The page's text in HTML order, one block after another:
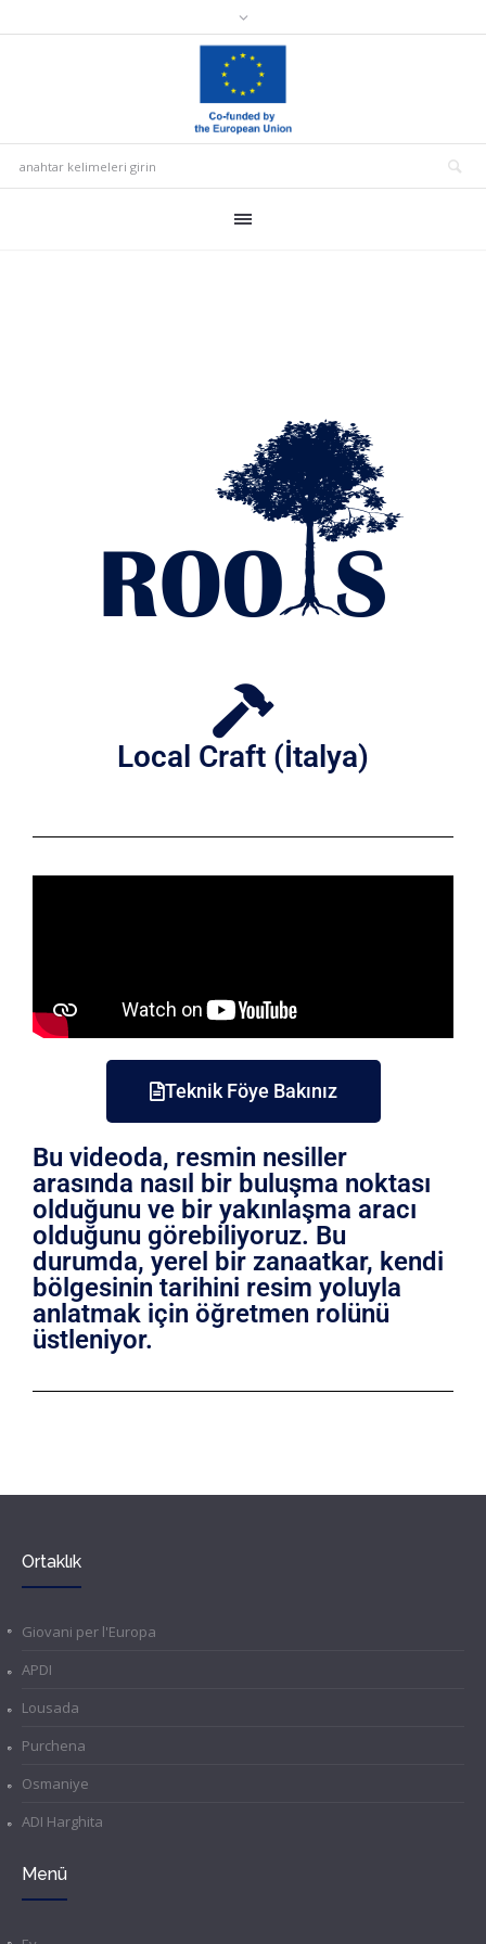
Local Craft (İtalya)
Teknik Föye Bakınız
Bu videoda, resmin nesiller
arasında nasıl bir buluşma noktası
olduğunu ve bir yakınlaşma aracı
olduğunu görebiliyoruz. Bu
durumda, yerel bir zanaatkar, kendi
bölgesinin tarihini resim yoluyla
anlatmak için öğretmen rolünü
üstleniyor.
Ortaklık
Giovani per l'Europa
APDI
Lousada
Purchena
Osmaniye
ADI Harghita
Menü